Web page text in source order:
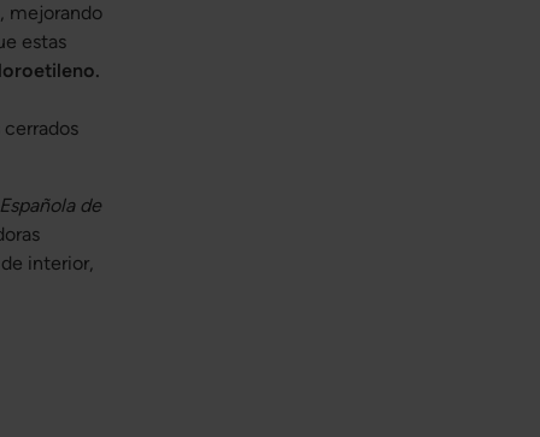
mejorando
estas
de
interior,